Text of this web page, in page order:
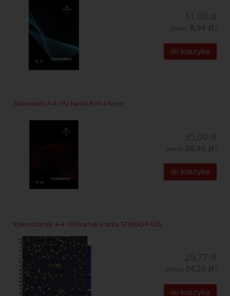
(netto: 8,94 zł )
do koszyka
Skorowidz A-4 192 kartki Koh-I-Noor
(netto: 28,46 zł )
do koszyka
Kołonotatnik A-4 100 kartek kratka STRIGO PADS
(netto: 24,20 zł )
do koszyka